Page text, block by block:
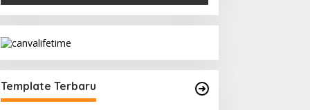
Template Terbaru